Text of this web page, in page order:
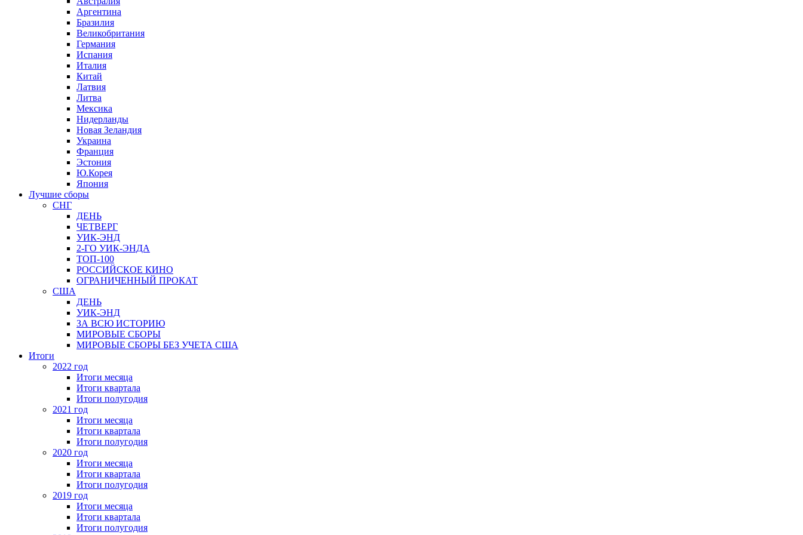
Аргентина
Бразилия
Великобритания
Германия
Испания
Италия
Китай
Латвия
Литва
Мексика
Нидерланды
Новая Зеландия
Украина
Франция
Эстония
Ю.Корея
Япония
Лучшие сборы
СНГ
ДЕНЬ
ЧЕТВЕРГ
УИК-ЭНД
2-ГО УИК-ЭНДА
ТОП-100
РОССИЙСКОЕ КИНО
ОГРАНИЧЕННЫЙ ПРОКАТ
США
ДЕНЬ
УИК-ЭНД
ЗА ВСЮ ИСТОРИЮ
МИРОВЫЕ СБОРЫ
МИРОВЫЕ СБОРЫ БЕЗ УЧЕТА США
Итоги
2022 год
Итоги месяца
Итоги квартала
Итоги полугодия
2021 год
Итоги месяца
Итоги квартала
Итоги полугодия
2020 год
Итоги месяца
Итоги квартала
Итоги полугодия
2019 год
Итоги месяца
Итоги квартала
Итоги полугодия